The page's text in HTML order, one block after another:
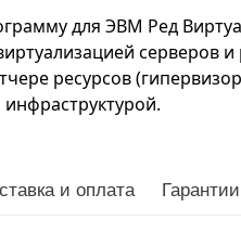
для ЭВМ Ред
серверов
ресурсов
и оплата Гарантии